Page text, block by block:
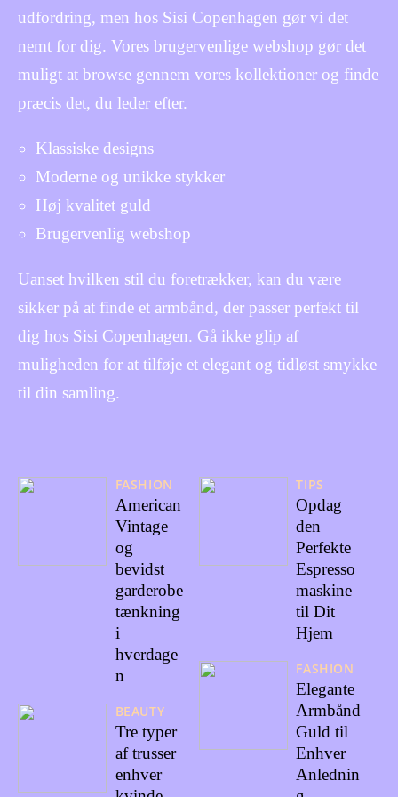
udfordring, men hos Sisi Copenhagen gør vi det
nemt for dig. Vores brugervenlige webshop gør det
muligt at browse gennem vores kollektioner og finde
præcis det, du leder efter.
Klassiske designs
Moderne og unikke stykker
Høj kvalitet guld
Brugervenlig webshop
Uanset hvilken stil du foretrækker, kan du være
sikker på at finde et armbånd, der passer perfekt til
dig hos Sisi Copenhagen. Gå ikke glip af
muligheden for at tilføje et elegant og tidløst smykke
til din samling.
FASHION
American
Vintage
og
bevidst
garderobe
tænkning
i
hverdage
n
BEAUTY
Tre typer
af trusser
enhver
TIPS
Opdag
den
Perfekte
Espresso
maskine
til Dit
Hjem
FASHION
Elegante
Armbånd
Guld til
Enhver
Anlednin